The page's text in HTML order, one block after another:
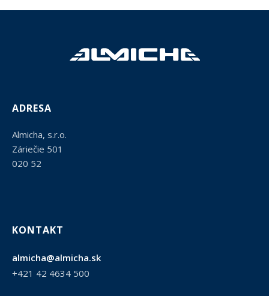
ADRESA
Almicha, s.r.o.
Záriečie 501
020 52
KONTAKT
almicha@almicha.sk
+421 42 4634 500